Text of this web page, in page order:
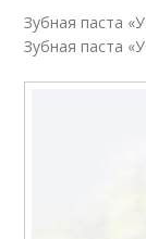
Зубная паста
Зубная паста